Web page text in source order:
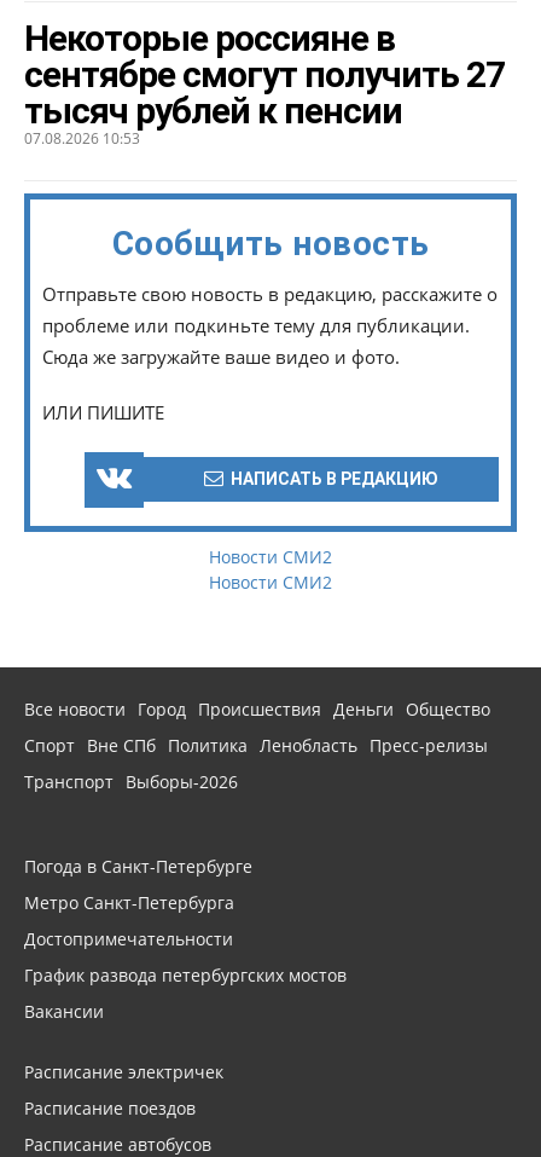
Некоторые россияне в
сентябре смогут получить 27
тысяч рублей к пенсии
07.08.2026 10:53
Сообщить новость
Отправьте свою новость в редакцию, расскажите о
проблеме или подкиньте тему для публикации.
Сюда же загружайте ваше видео и фото.
ИЛИ ПИШИТЕ
НАПИСАТЬ В РЕДАКЦИЮ
Новости СМИ2
Новости СМИ2
Все новости Город Происшествия Деньги
Общество
Спорт Вне СПб Политика Ленобласть Пресс-релизы
Транспорт Выборы-2026
Погода в Санкт-Петербурге
Метро Санкт-Петербурга
Достопримечательности
График развода петербургских мостов
Вакансии
Расписание электричек
Расписание поездов
Расписание автобусов